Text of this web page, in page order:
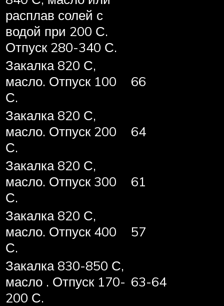
расплав солей с
водой при 200 С.
Отпуск 280-340 С.
Закалка 820 С,
масло. Отпуск 100
С.
66
Закалка 820 С,
масло. Отпуск 200
С.
64
Закалка 820 С,
масло. Отпуск 300
С.
61
Закалка 820 С,
масло. Отпуск 400
С.
57
Закалка 830-850 С,
масло . Отпуск 170-
200 С.
63-64